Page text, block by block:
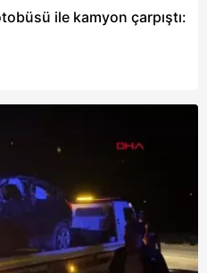
ile kamyon çarpıştı: